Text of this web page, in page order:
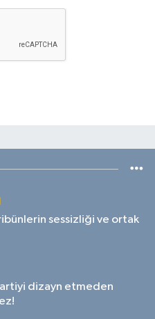
sessizliği ve ortak
dizayn etmeden